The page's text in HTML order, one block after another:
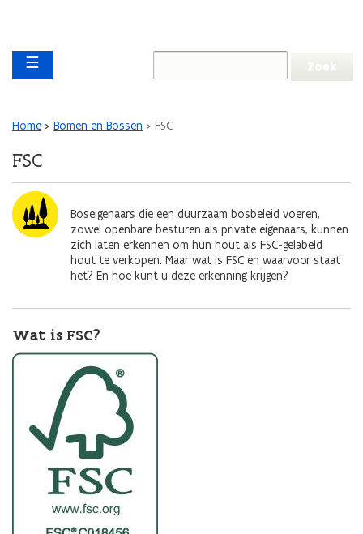
Main navigation
☰
Kruimelpad
Home Bomen en Bossen FSC
FSC
Afbeelding
Boseigenaars die een duurzaam bosbeleid voeren,
zowel openbare besturen als private eigenaars, kunnen
zich laten erkennen om hun hout als FSC-gelabeld
hout te verkopen. Maar wat is FSC en waarvoor staat
het? En hoe kunt u deze erkenning krijgen?
Wat is FSC?
Afbeelding